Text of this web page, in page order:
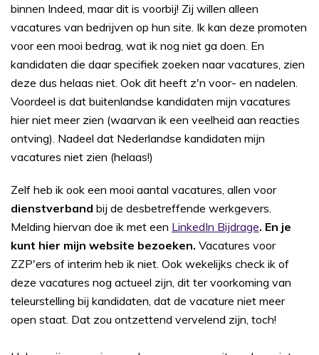
binnen Indeed, maar dit is voorbij! Zij willen alleen
vacatures van bedrijven op hun site. Ik kan deze promoten
voor een mooi bedrag, wat ik nog niet ga doen. En
kandidaten die daar specifiek zoeken naar vacatures, zien
deze dus helaas niet. Ook dit heeft z'n voor- en nadelen.
Voordeel is dat buitenlandse kandidaten mijn vacatures
hier niet meer zien (waarvan ik een veelheid aan reacties
ontving). Nadeel dat Nederlandse kandidaten mijn
vacatures niet zien (helaas!)
Zelf heb ik ook een mooi aantal vacatures, allen voor
dienstverband bij de desbetreffende werkgevers.
Melding hiervan doe ik met een LinkedIn Bijdrage. En je
kunt hier mijn website bezoeken. Vacatures voor
ZZP'ers of interim heb ik niet. Ook wekelijks check ik of
deze vacatures nog actueel zijn, dit ter voorkoming van
teleurstelling bij kandidaten, dat de vacature niet meer
open staat. Dat zou ontzettend vervelend zijn, toch!